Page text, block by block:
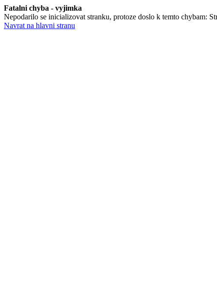
Fatalni chyba - vyjimka
Nepodarilo se inicializovat stranku, protoze doslo k temto chybam:
Navrat na hlavni stranu